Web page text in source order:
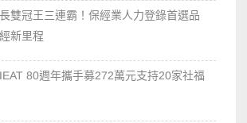
雙冠王三連霸！保經業人力登錄首選品
新里程
80週年攜手募272萬元支持20家社福